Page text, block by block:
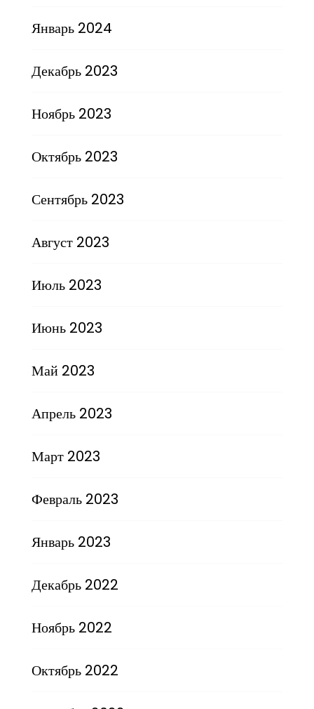
Январь 2024
Декабрь 2023
Ноябрь 2023
Октябрь 2023
Сентябрь 2023
Август 2023
Июль 2023
Июнь 2023
Май 2023
Апрель 2023
Март 2023
Февраль 2023
Январь 2023
Декабрь 2022
Ноябрь 2022
Октябрь 2022